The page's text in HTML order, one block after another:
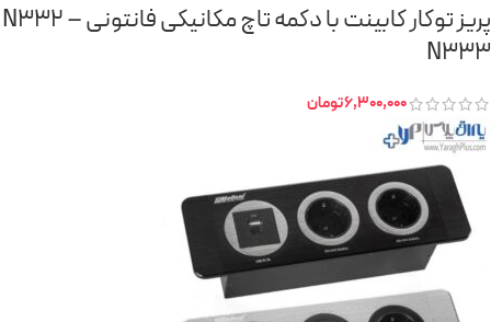
پریز توکار کابینت با دکمه تاچ مکانیکی فانتونی N332 –
N333
6,300,000تومان